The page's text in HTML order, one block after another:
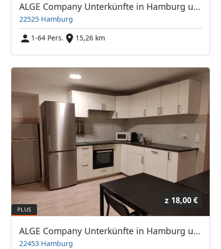
ALGE Company Unterkünfte in Hamburg und Umgebung
22525 Hamburg
1-64 Pers.
15,26 km
z 18,00 €
ALGE Company Unterkünfte in Hamburg und Umgebung
22453 Hamburg